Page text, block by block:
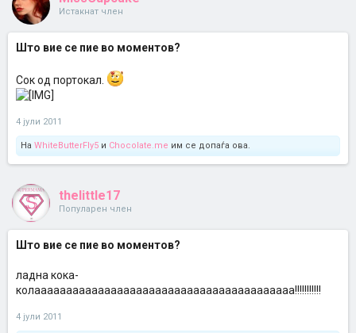
Истакнат член
Што вие се пие во моментов?
Сок од портокал.
4 јули 2011
На WhiteButterFly5 и Chocolate.me им се допаѓа ова.
thelittle17
Популарен член
Што вие се пие во моментов?
ладна кока-
колааааааааааааааааааааааааааааааааааааааааа!!!!!!!!!!!
4 јули 2011